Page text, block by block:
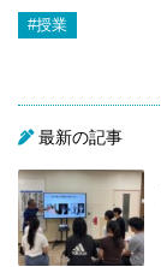
#授業
最新の記事